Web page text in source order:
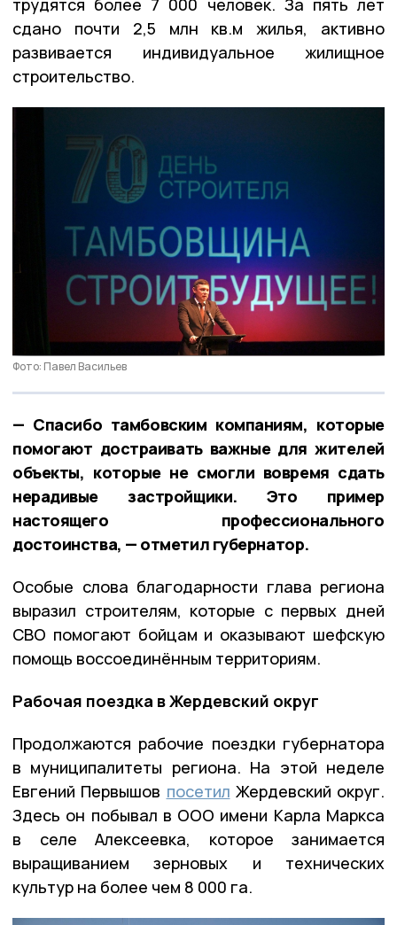
сдано почти 2,5 млн кв.м жилья, активно
развивается индивидуальное жилищное
строительство.
Фото: Павел Васильев
— Спасибо тамбовским компаниям, которые
помогают достраивать важные для жителей
объекты, которые не смогли вовремя сдать
нерадивые застройщики. Это пример
настоящего профессионального
достоинства, — отметил губернатор.
Особые слова благодарности глава региона
выразил строителям, которые с первых дней
СВО помогают бойцам и оказывают шефскую
помощь воссоединённым территориям.
Рабочая поездка в Жердевский округ
Продолжаются рабочие поездки губернатора
в муниципалитеты региона. На этой неделе
Евгений Первышов посетил Жердевский округ.
Здесь он побывал в ООО имени Карла Маркса
в селе Алексеевка, которое занимается
выращиванием зерновых и технических
культур на более чем 8 000 га.